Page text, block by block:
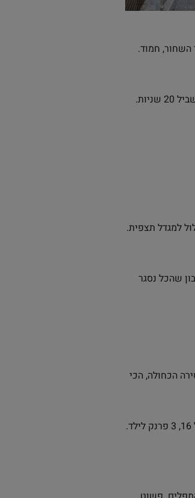
השחור, חמוד.
. 7 דק' נסיעה מטריברג. הגענו לקראת השעה 15:00. הגיעו הרבה אנשים, בשביל 20 שניות.
למגדל תצפית.
שהכל נסגר
הכחולה, הכי